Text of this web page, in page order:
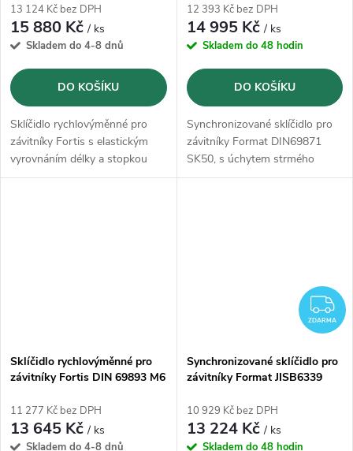
13 124 Kč bez DPH
15 880 Kč/ ks
Skladem do 4-8 dnů
DO KOŠÍKU
Sklíčidlo rychlovýměnné pro
závitníky Fortis s elastickým
vyrovnáním délky a stopkou
HSK podle DIN 69893, tvar A
12 393 Kč bez DPH
14 995 Kč/ ks
Skladem do 48 hodin
DO KOŠÍKU
Synchronizované sklíčidlo pro
závitníky Format DIN69871
SK50, s úchytem strmého
kuželu.
Sklíčidlo rychlovýměnné pro
závitníky Fortis DIN 69893 M6
11 277 Kč bez DPH
13 645 Kč/ ks
Skladem do 4-8 dnů
ZDARMA
Synchronizované sklíčidlo pro
závitníky Format JISB6339
10 929 Kč bez DPH
13 224 Kč/ ks
Skladem do 48 hodin